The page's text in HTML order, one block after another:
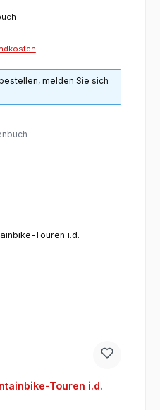
melden Sie sich
Touren i.d.